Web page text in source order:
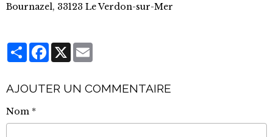
Bournazel, 33123 Le Verdon-sur-Mer
PartagerFacebook
X
AJOUTER UN COMMENTAIRE
Nom